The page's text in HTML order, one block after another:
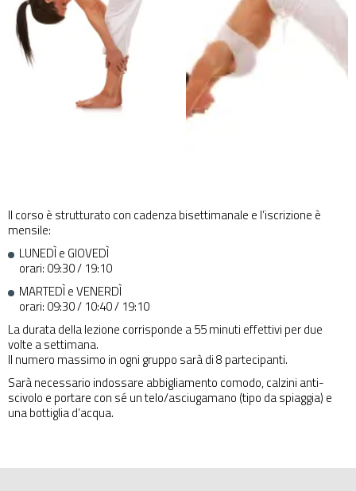
Il corso è strutturato con cadenza bisettimanale e l’iscrizione è
mensile:
LUNEDÌ e GIOVEDÌ
orari: 09:30 / 19:10
MARTEDÌ e VENERDÌ
orari: 09:30 / 10:40 / 19:10
La durata della lezione corrisponde a 55 minuti effettivi per due
volte a settimana.
Il numero massimo in ogni gruppo sarà di 8 partecipanti.
Sarà necessario indossare abbigliamento comodo, calzini anti-
scivolo e portare con sé un telo/asciugamano (tipo da spiaggia) e
una bottiglia d’acqua.